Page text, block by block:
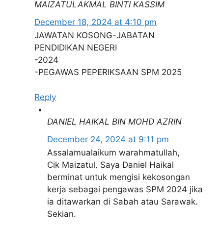
warganegara Malaysia yang berumur tidak
kurang daripada 18 tahun hingga 65 Tahun
pada tarikh tutup iklan jawatan dan
berkelayakan bagi mengisi jawatan kosong di
Lembaga Peperiksaan Dibawah Kementerian
Peperiksaan SPM 2025 sebagaimana berikut:
Majikan:
Lembaga Peperiksaan,
Kementerian
Pendidikan Malaysia
Penempatan: Seluruh Negeri
Kelayakan:
STPM/ Diploma/ Ijazah
Taraf
Jawatan:
Semasa Peperiksaan
SPM Sahaja
MAIZATULAKMAL BINTI KASSIM
December 18, 2024 at 4:10 pm
JAWATAN KOSONG-JABATAN
PENDIDIKAN NEGERI
-2024
-PEGAWAS PEPERIKSAAN SPM 2025
Reply
DANIEL HAIKAL BIN MOHD AZRIN
December 24, 2024 at 9:11 pm
Assalamualaikum warahmatullah,
Cik Maizatul. Saya Daniel Haikal
berminat untuk mengisi kekosongan
kerja sebagai pengawas SPM 2024 jika
ia ditawarkan di Sabah atau Sarawak.
Sekian.